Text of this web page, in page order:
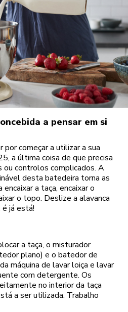
a pensar em si
por começar a utilizar a sua
a última coisa de que precisa
ou controlos complicados. A
desta batedeira torna as
a taça, encaixar o
o topo. Deslize a alavanca
é já está!
a taça, o misturador
plano) e o batedor de
máquina de lavar loiça e lavar
com detergente. Os
no interior da taça
a ser utilizada. Trabalho